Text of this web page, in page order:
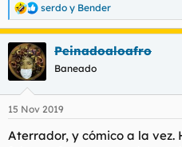
R
e
a
c
c
i
e
:
serdo y Bender
Peinadoaloafro
Baneado
15 Nov 2019
Aterrador, y cómico a la vez.